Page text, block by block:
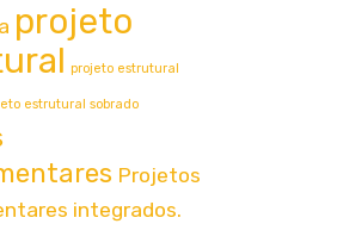
projeto
projeto estrutural
estrutural sobrado
Projetos
integrados.